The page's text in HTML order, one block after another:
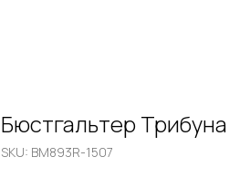
Бюстгальтер
SKU: BM893R-1507